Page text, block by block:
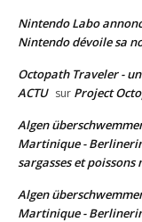
Nintendo Labo
Nintendo dévoile sa
Octopath Traveler -
ACTU sur Project
Algen
Martinique -
sargasses et poissons
Algen
Martinique -